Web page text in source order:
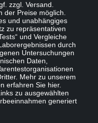
zzgl. Versand.
der Preise möglich.
und unabhängiges
zu repräsentativen
und Vergleiche
durch
Untersuchungen
Daten,
Mehr zu unserem
erfahren Sie hier.
zu ausgewählten
generiert